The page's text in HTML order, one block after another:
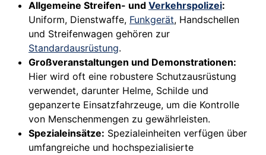
Allgemeine Streifen- und Verkehrspolizei:
Uniform, Dienstwaffe, Funkgerät, Handschellen
und Streifenwagen gehören zur
Standardausrüstung.
Großveranstaltungen und Demonstrationen:
Hier wird oft eine robustere Schutzausrüstung
verwendet, darunter Helme, Schilde und
gepanzerte Einsatzfahrzeuge, um die Kontrolle
von Menschenmengen zu gewährleisten.
Spezialeinsätze: Spezialeinheiten verfügen über
umfangreiche und hochspezialisierte